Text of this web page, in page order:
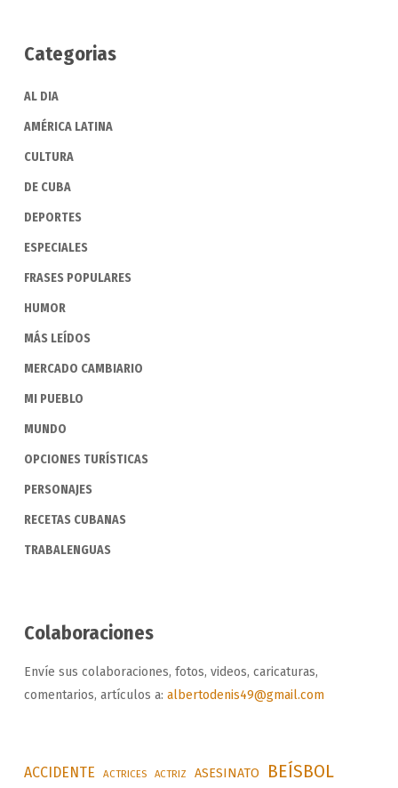
Categorias
AL DIA
AMÉRICA LATINA
CULTURA
DE CUBA
DEPORTES
ESPECIALES
FRASES POPULARES
HUMOR
MÁS LEÍDOS
MERCADO CAMBIARIO
MI PUEBLO
MUNDO
OPCIONES TURÍSTICAS
PERSONAJES
RECETAS CUBANAS
TRABALENGUAS
Colaboraciones
Envíe sus colaboraciones, fotos, videos, caricaturas,
comentarios, artículos a: albertodenis49@gmail.com
ACCIDENTE ACTRICES ACTRIZ ASESINATO BEÍSBOL